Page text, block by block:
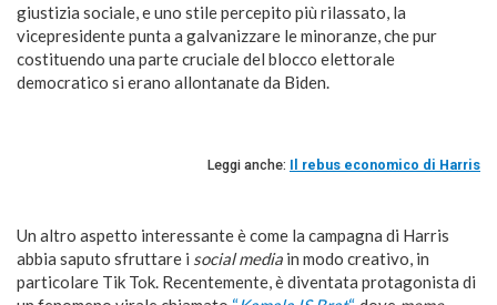
giustizia sociale, e uno stile percepito più rilassato, la
vicepresidente punta a galvanizzare le minoranze, che pur
costituendo una parte cruciale del blocco elettorale
democratico si erano allontanate da Biden.
Leggi anche: Il rebus economico di Harris
Un altro aspetto interessante è come la campagna di Harris
abbia saputo sfruttare i social media in modo creativo, in
particolare Tik Tok. Recentemente, è diventata protagonista di